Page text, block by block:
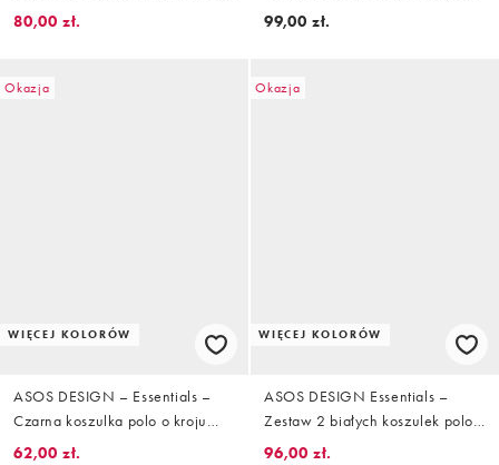
długimi rękawami z piki
80,00 zł.
kroju podkreślającym sylwetkę, z
99,00 zł.
Okazja
WIĘCEJ KOLORÓW
ASOS DESIGN – Essentials –
Czarna koszulka polo o kroju
podkreślającym sylwetkę
62,00 zł.
Okazja
WIĘCEJ KOLORÓW
ASOS DESIGN Essentials –
Zestaw 2 białych koszulek polo
o regularnym kroju z piki
96,00 zł.